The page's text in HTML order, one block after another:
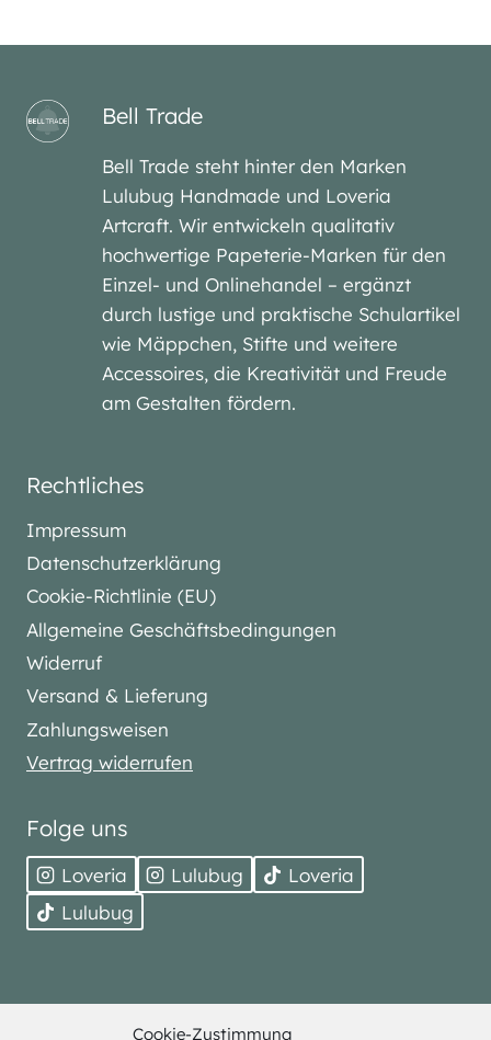
Cookie-Zustimmung
Bell Trade
Bell Trade steht hinter den Marken
Lulubug Handmade und Loveria
Artcraft. Wir entwickeln qualitativ
hochwertige Papeterie-Marken für den
Einzel- und Onlinehandel – ergänzt
durch lustige und praktische Schulartikel
wie Mäppchen, Stifte und weitere
Accessoires, die Kreativität und Freude
am Gestalten fördern.
Rechtliches
Impressum
Datenschutzerklärung
Cookie-Richtlinie (EU)
Allgemeine Geschäftsbedingungen
Widerruf
Versand & Lieferung
Zahlungsweisen
Vertrag widerrufen
Folge uns
Loveria Lulubug
Loveria
Lulubug